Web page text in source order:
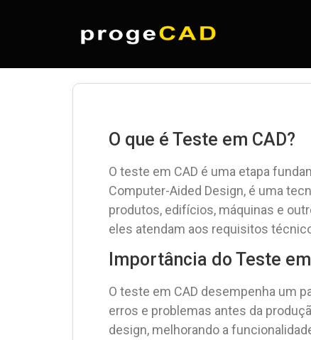
O que é Teste em CAD?
O teste em CAD é uma etapa
Computer-Aided Design, é uma
produtos, edifícios, máquinas e
eles atendam aos requisitos
Importância do Teste
O teste em CAD desempenha um
erros e problemas antes da
design, melhorando a